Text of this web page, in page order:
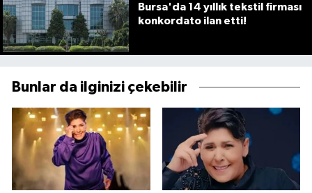
Bursa'da 14 yıllık tekstil firması
konkordato ilan etti!
Bunlar da ilginizi çekebilir